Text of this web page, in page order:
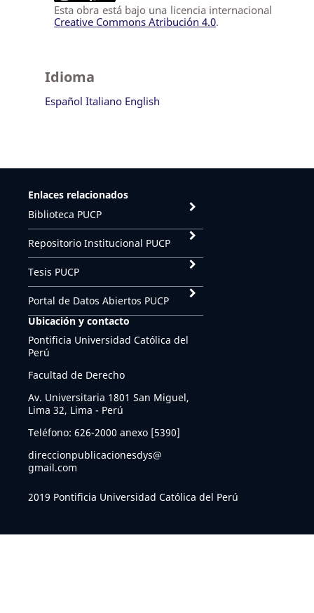
Esta obra está bajo una licencia internacional
Creative Commons Atribución 4.0.
Idioma
Español Italiano English
Enlaces relacionados
Biblioteca PUCP
Repositorio Institucional PUCP
Tesis PUCP
Portal de Datos Abiertos PUCP
Ubicación y contacto
Pontificia Universidad Católica del
Perú
Facultad de Derecho
Av. Universitaria 1801 San Miguel,
Lima 32, Lima - Perú
Teléfono: 626-2000 anexo [5390]
direccionpublicacionesdys@
gmail.com
2019 Pontificia Universidad Católica del Perú